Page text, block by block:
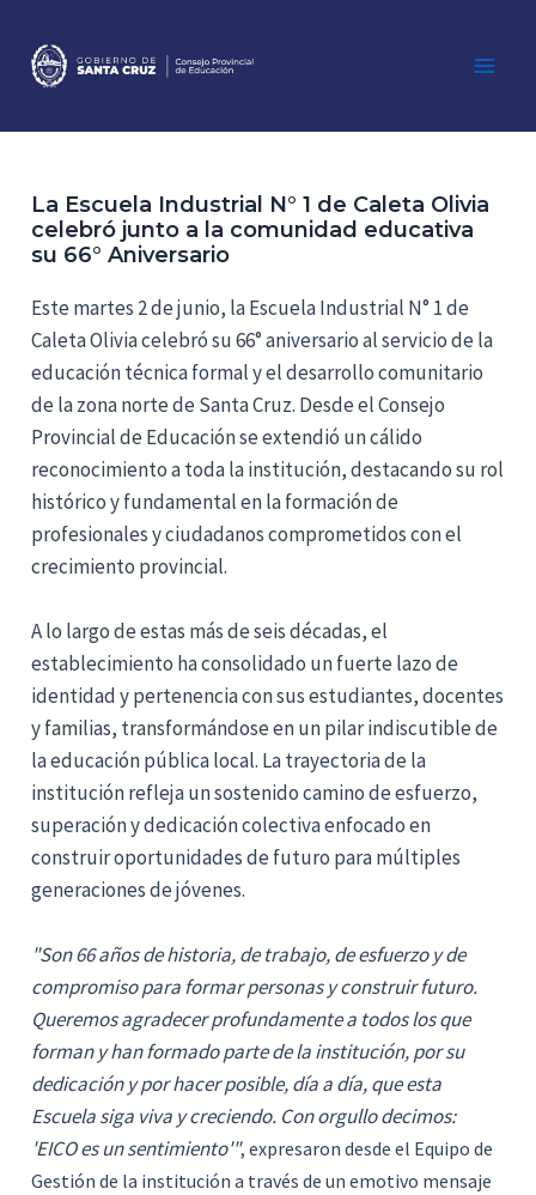
contenido
La Escuela Industrial N° 1 de Caleta Olivia
celebró junto a la comunidad educativa
su 66° Aniversario
Este martes 2 de junio, la Escuela Industrial N° 1 de
Caleta Olivia celebró su 66° aniversario al servicio de la
educación técnica formal y el desarrollo comunitario
de la zona norte de Santa Cruz. Desde el Consejo
Provincial de Educación se extendió un cálido
reconocimiento a toda la institución, destacando su rol
histórico y fundamental en la formación de
profesionales y ciudadanos comprometidos con el
crecimiento provincial.
A lo largo de estas más de seis décadas, el
establecimiento ha consolidado un fuerte lazo de
identidad y pertenencia con sus estudiantes, docentes
y familias, transformándose en un pilar indiscutible de
la educación pública local. La trayectoria de la
institución refleja un sostenido camino de esfuerzo,
superación y dedicación colectiva enfocado en
construir oportunidades de futuro para múltiples
generaciones de jóvenes.
"Son 66 años de historia, de trabajo, de esfuerzo y de
compromiso para formar personas y construir futuro.
Queremos agradecer profundamente a todos los que
forman y han formado parte de la institución, por su
dedicación y por hacer posible, día a día, que esta
Escuela siga viva y creciendo. Con orgullo decimos:
'EICO es un sentimiento'", expresaron desde el Equipo de
Gestión de la institución a través de un emotivo mensaje